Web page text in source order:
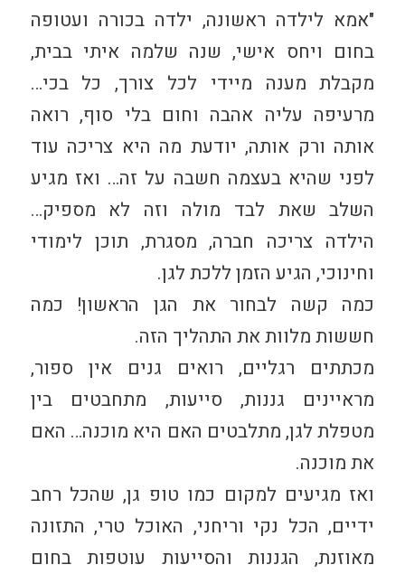
"אמא לילדה ראשונה, ילדה בכורה ועטופה
בחום ויחס אישי, שנה שלמה איתי בבית,
מקבלת מענה מיידי לכל צורך, כל בכי…
מרעיפה עליה אהבה וחום בלי סוף, רואה
אותה ורק אותה, יודעת מה היא צריכה עוד
לפני שהיא בעצמה חשבה על זה… ואז מגיע
השלב שאת לבד מולה וזה לא מספיק…
הילדה צריכה חברה, מסגרת, תוכן לימודי
וחינוכי, הגיע הזמןללכת לגן.
כמה קשה לבחור את הגן הראשון! כמה
חששות מלוות את התהליך הזה.
מכתתים רגליים, רואים גנים אין ספור,
מראיינים גננות, סייעות, מתחבטים בין
מטפלת לגן, מתלבטים האם היא מוכנה… האם
את מוכנה.
ואז מגיעים למקום כמו טופ גן, שהכל רחב
ידיים, הכל נקי וריחני, האוכל טרי, התזונה
מאוזנת, הגננות והסייעות עוטפות בחום